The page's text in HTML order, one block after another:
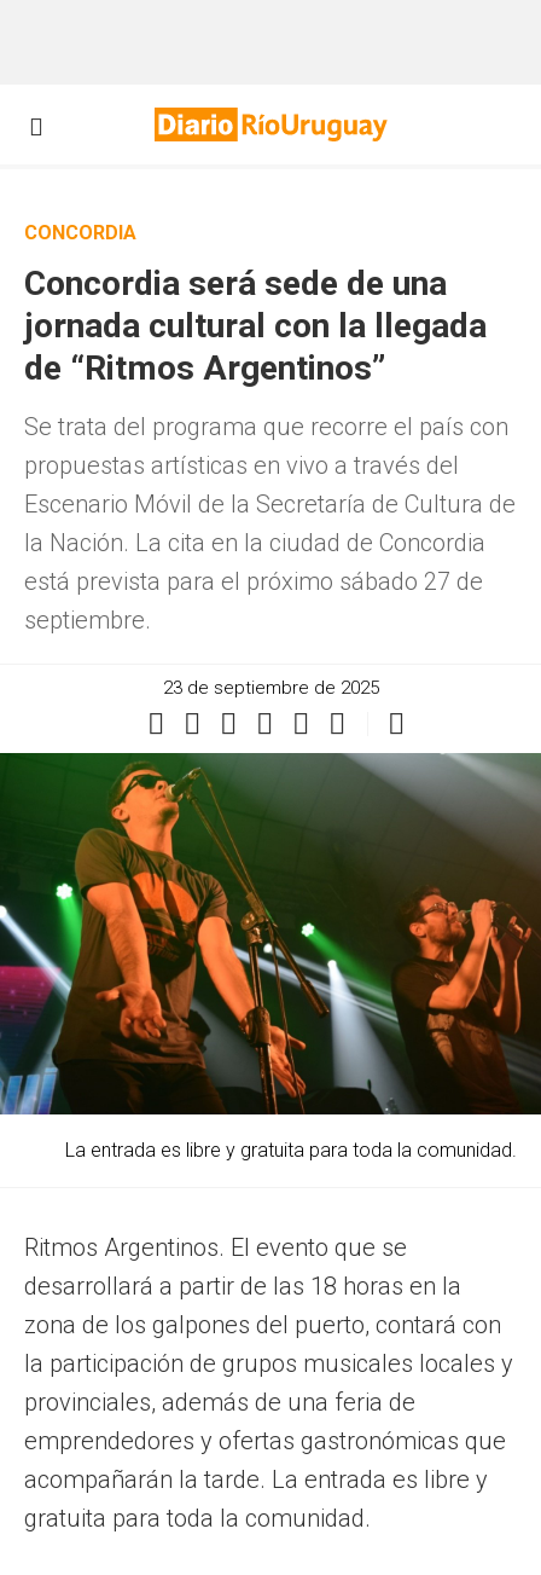
CONCORDIA
Concordia será sede de una
jornada cultural con la llegada
de “Ritmos Argentinos”
Se trata del programa que recorre el país con
propuestas artísticas en vivo a través del
Escenario Móvil de la Secretaría de Cultura de
la Nación. La cita en la ciudad de Concordia
está prevista para el próximo sábado 27 de
septiembre.
23 de septiembre de 2025
La entrada es libre y gratuita para toda la comunidad.
Ritmos Argentinos. El evento que se
desarrollará a partir de las 18 horas en la
zona de los galpones del puerto, contará con
la participación de grupos musicales locales y
provinciales, además de una feria de
emprendedores y ofertas gastronómicas que
acompañarán la tarde. La entrada es libre y
gratuita para toda la comunidad.